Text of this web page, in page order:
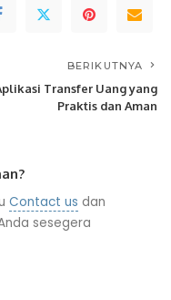
BERIKUTNYA
Transfer Uang yang
Praktis dan Aman
Contact us dan
sesegera